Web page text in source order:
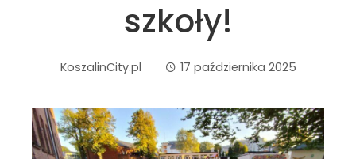
szkoły!
KoszalinCity.pl 17 października 2025